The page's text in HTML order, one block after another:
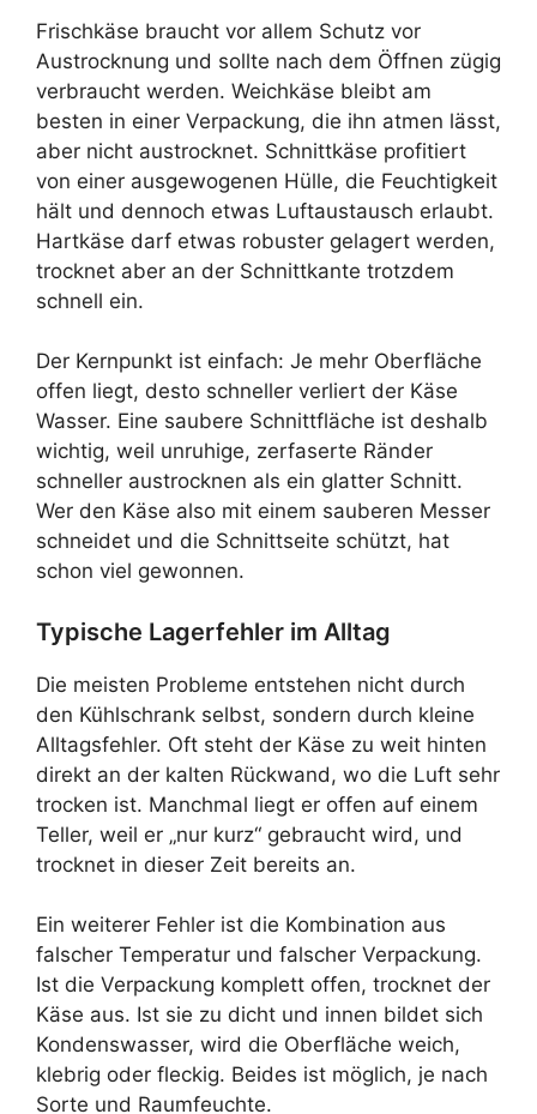
Frischkäse braucht vor allem Schutz vor
Austrocknung und sollte nach dem Öffnen zügig
verbraucht werden. Weichkäse bleibt am
besten in einer Verpackung, die ihn atmen lässt,
aber nicht austrocknet. Schnittkäse profitiert
von einer ausgewogenen Hülle, die Feuchtigkeit
hält und dennoch etwas Luftaustausch erlaubt.
Hartkäse darf etwas robuster gelagert werden,
trocknet aber an der Schnittkante trotzdem
schnell ein.
Der Kernpunkt ist einfach: Je mehr Oberfläche
offen liegt, desto schneller verliert der Käse
Wasser. Eine saubere Schnittfläche ist deshalb
wichtig, weil unruhige, zerfaserte Ränder
schneller austrocknen als ein glatter Schnitt.
Wer den Käse also mit einem sauberen Messer
schneidet und die Schnittseite schützt, hat
schon viel gewonnen.
Typische Lagerfehler im Alltag
Die meisten Probleme entstehen nicht durch
den Kühlschrank selbst, sondern durch kleine
Alltagsfehler. Oft steht der Käse zu weit hinten
direkt an der kalten Rückwand, wo die Luft sehr
trocken ist. Manchmal liegt er offen auf einem
Teller, weil er „nur kurz“ gebraucht wird, und
trocknet in dieser Zeit bereits an.
Ein weiterer Fehler ist die Kombination aus
falscher Temperatur und falscher Verpackung.
Ist die Verpackung komplett offen, trocknet der
Käse aus. Ist sie zu dicht und innen bildet sich
Kondenswasser, wird die Oberfläche weich,
klebrig oder fleckig. Beides ist möglich, je nach
Sorte und Raumfeuchte.